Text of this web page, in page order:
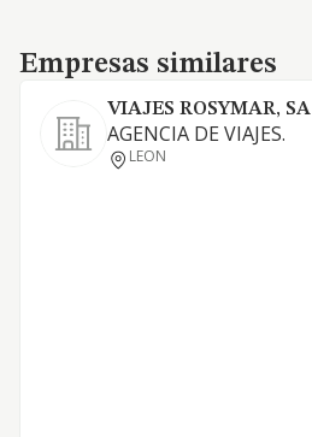
Empresas similares
Empresas similares
VIAJES ROSYMAR, SA
AGENCIA DE VIAJES.
LEON